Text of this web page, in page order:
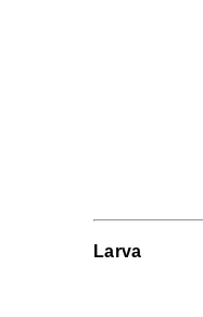
Larva